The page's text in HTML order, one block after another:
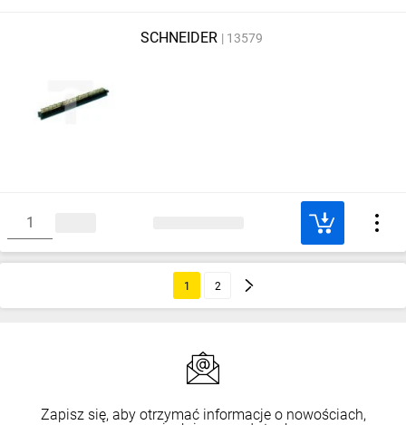
SCHNEIDER 13579
1 2
Zapisz się, aby otrzymać informacje o nowościach,